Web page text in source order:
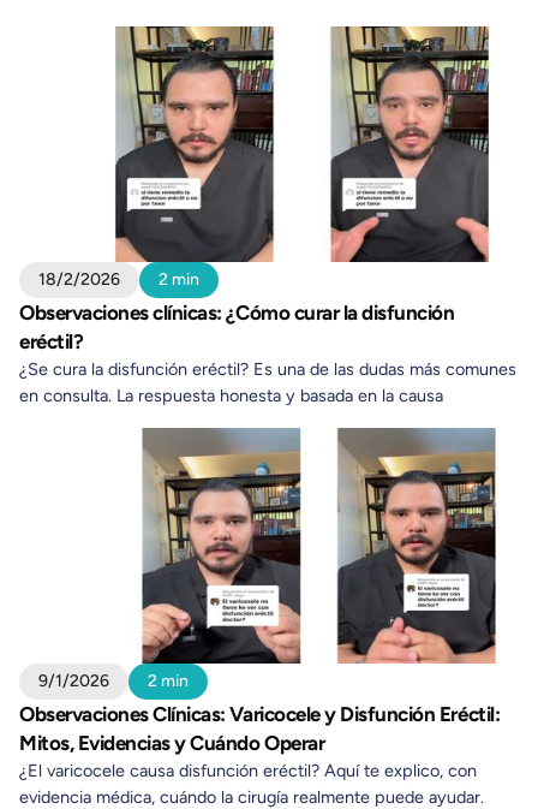
18/2/2026 2 min
Observaciones clínicas: ¿Cómo curar la disfunción
eréctil?
¿Se cura la disfunción eréctil? Es una de las dudas más comunes
en consulta. La respuesta honesta y basada en la causa
9/1/2026 2 min
Observaciones Clínicas: Varicocele y Disfunción Eréctil:
Mitos, Evidencias y Cuándo Operar
¿El varicocele causa disfunción eréctil? Aquí te explico, con
evidencia médica, cuándo la cirugía realmente puede ayudar.